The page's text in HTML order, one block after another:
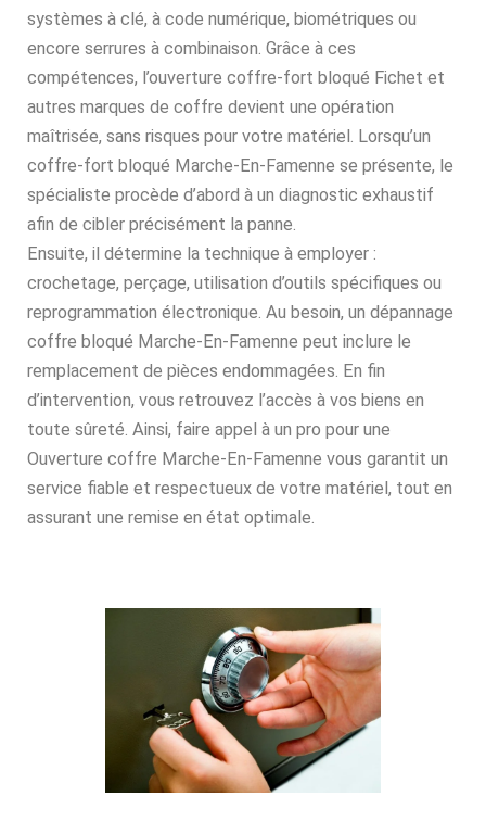
systèmes à clé, à code numérique, biométriques ou
encore serrures à combinaison. Grâce à ces
compétences, l’ouverture coffre-fort bloqué Fichet et
autres marques de coffre devient une opération
maîtrisée, sans risques pour votre matériel. Lorsqu’un
coffre-fort bloqué Marche-En-Famenne se présente, le
spécialiste procède d’abord à un diagnostic exhaustif
afin de cibler précisément la panne.
Ensuite, il détermine la technique à employer :
crochetage, perçage, utilisation d’outils spécifiques ou
reprogrammation électronique. Au besoin, un dépannage
coffre bloqué Marche-En-Famenne peut inclure le
remplacement de pièces endommagées. En fin
d’intervention, vous retrouvez l’accès à vos biens en
toute sûreté. Ainsi, faire appel à un pro pour une
Ouverture coffre Marche-En-Famenne vous garantit un
service fiable et respectueux de votre matériel, tout en
assurant une remise en état optimale.